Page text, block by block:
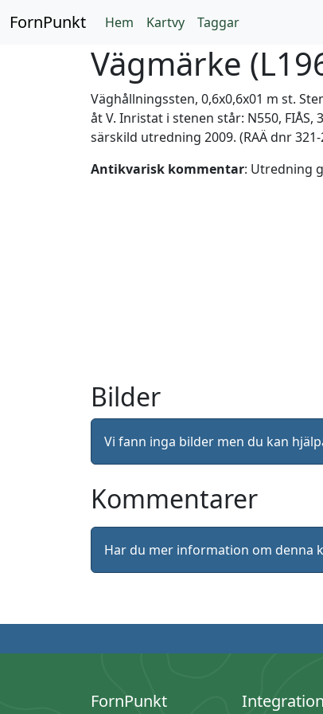
FornPunkt Hem Kartvy Taggar
Vägmärke (
Väghållningssten, 0,6x0,6x01 m st.
åt V. Inristat i stenen står: N550,
särskild utredning 2009. (RAÄ dnr 321-
Antikvarisk kommentar: Utredning
Bilder
Vi fann inga bilder men du kan
Kommentarer
Har du mer information om denna
FornPunkt